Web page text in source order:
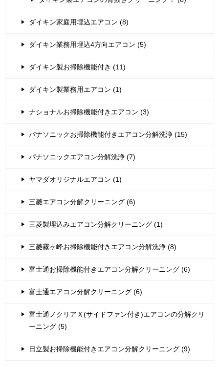
ダイキン家庭用埋込エアコン (8)
ダイキン業務用埋込4方向エアコン (5)
ダイキン製お掃除機能付き (11)
ダイキン製業務用エアコン (1)
ナショナルお掃除機能付きエアコン (3)
パナソニックお掃除機能付きエアコン分解洗浄 (15)
パナソニックエアコン分解洗浄 (7)
ヤマダオリジナルエアコン (1)
三菱エアコン分解クリーニング (6)
三菱製埋込みエアコン分解クリーニング (1)
三菱霧ヶ峰お掃除機能付きエアコン分解洗浄 (8)
富士通お掃除機能付きエアコン分解クリーニング (6)
富士通エアコン分解クリーニング (6)
富士通ノクリアＸ(サイドファン付き)エアコンの分解クリ
ーニング (5)
日立製お掃除機能付きエアコン分解クリーニング (9)